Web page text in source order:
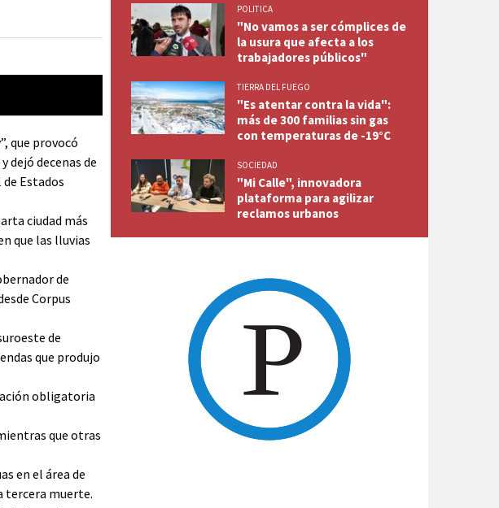
que provocó
dejó decenas de
Estados
ciudad más
que las lluvias
de
Corpus
de
que produjo
obligatoria
que otras
en el área de
tercera muerte.
POLITICA
"No vamos a ser cómplices de
la usura que afecta a los
trabajadores públicos"
TIERRA DEL FUEGO
"Es atentar contra la vida":
más de 300 familias sin gas
con temperaturas de -19°C
SOCIEDAD
"Mi Calle", innovadora
plataforma para agilizar
reclamos urbanos